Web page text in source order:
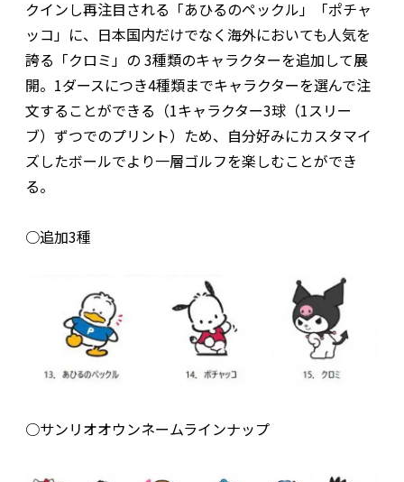
クインし再注目される「あひるのペックル」「ポチャ
ッコ」に、日本国内だけでなく海外においても人気を
誇る「クロミ」の 3種類のキャラクターを追加して展
開。1ダースにつき4種類までキャラクターを選んで注
文することができる（1キャラクター3球（1スリー
ブ）ずつでのプリント）ため、自分好みにカスタマイ
ズしたボールでより一層ゴルフを楽しむことができ
る。
○追加3種
○サンリオオウンネームラインナップ